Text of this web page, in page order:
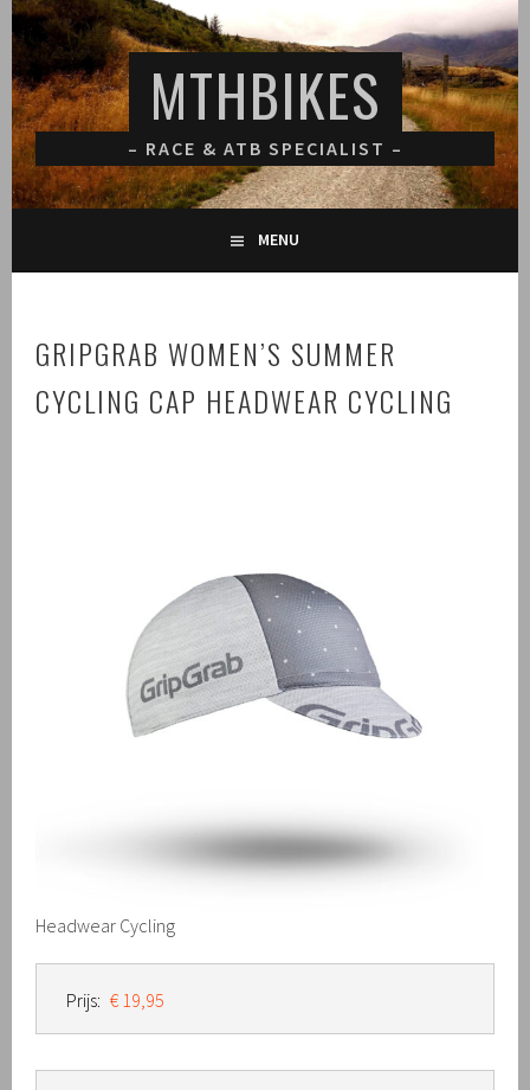
Spring
naar
inhoud
MTHBIKES
– RACE & ATB SPECIALIST –
MENU
GRIPGRAB WOMEN’S SUMMER
CYCLING CAP HEADWEAR CYCLING
Headwear Cycling
Prijs: € 19,95